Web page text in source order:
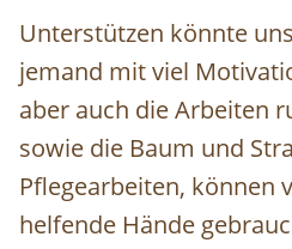
Unterstützen könnte
jemand mit viel
aber auch die Arbeiten
sowie die Baum und
Pflegearbeiten, können
helfende Hände